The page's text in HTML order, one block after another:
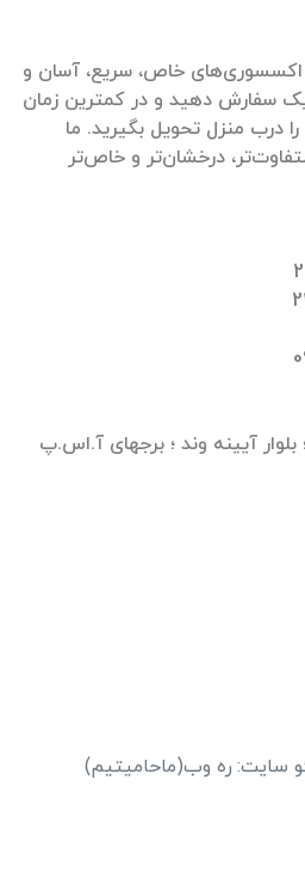
اکسسوری‌های خاص، سریع، آسان و
سفارش دهید و در کمترین زمان
درب منزل تحویل بگیرید. ما
درخشان‌تر و خاص‌تر
آیینه وند ؛ برجهای آ.اس.پ
سایت: ره وب(ماحامیتیم)